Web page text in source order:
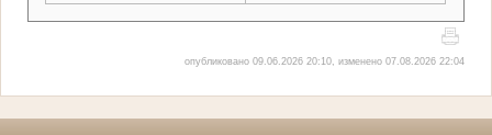
опубликовано 09.06.2026 20:10, изменено 07.08.2026 22:04